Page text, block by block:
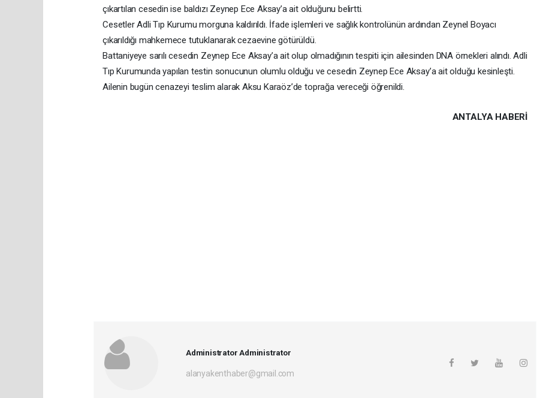
çıkartılan cesedin ise baldızı Zeynep Ece Aksay’a ait olduğunu belirtti.
Cesetler Adli Tıp Kurumu morguna kaldırıldı. İfade işlemleri ve sağlık kontrolünün ardından Zeynel Boyacı
çıkarıldığı mahkemece tutuklanarak cezaevine götürüldü.
Battaniyeye sarılı cesedin Zeynep Ece Aksay’a ait olup olmadığının tespiti için ailesinden DNA örnekleri alındı. Adli
Tıp Kurumunda yapılan testin sonucunun olumlu olduğu ve cesedin Zeynep Ece Aksay’a ait olduğu kesinleşti.
Ailenin bugün cenazeyi teslim alarak Aksu Karaöz’de toprağa vereceği öğrenildi.
ANTALYA HABERİ
Administrator Administrator
alanyakenthaber@gmail.com